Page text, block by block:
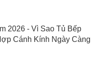
2026 - Vì Sao Tủ Bếp
Cánh Kính Ngày Càng